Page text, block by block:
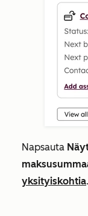
Napsauta
yksityiskohtia.